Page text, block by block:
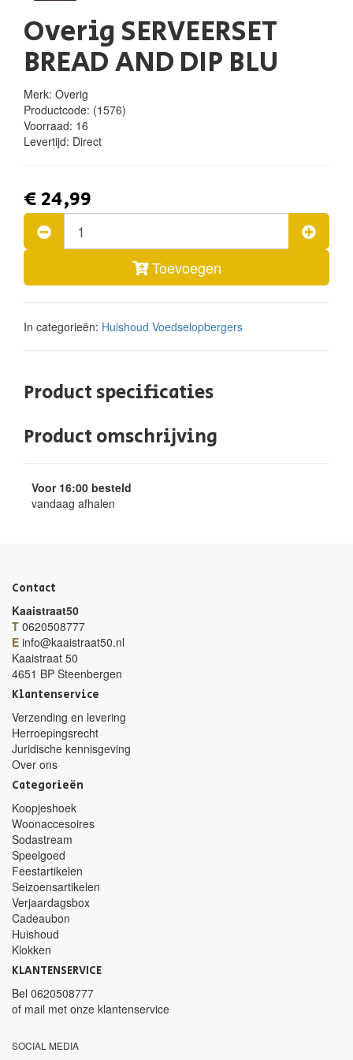
Overig SERVEERSET
BREAD AND DIP BLU
Merk: Overig
Productcode: (1576)
Voorraad: 16
Levertijd: Direct
€ 24,99
Toevoegen
In categorieën: Huishoud Voedselopbergers
Product specificaties
Product omschrijving
Voor 16:00 besteld
vandaag afhalen
Contact
Kaaistraat50
T 0620508777
E info@kaaistraat50.nl
Kaaistraat 50
4651 BP Steenbergen
Klantenservice
Verzending en levering
Herroepingsrecht
Juridische kennisgeving
Over ons
Categorieën
Koopjeshoek
Woonaccesoires
Sodastream
Speelgoed
Feestartikelen
Seizoensartikelen
Verjaardagsbox
Cadeaubon
Huishoud
Klokken
KLANTENSERVICE
Bel 0620508777
of mail met onze klantenservice
SOCIAL MEDIA